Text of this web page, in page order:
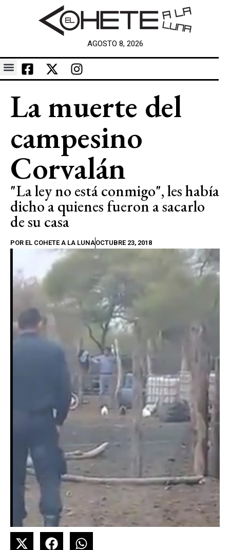
AGOSTO 8, 2026
La muerte del
campesino
Corvalán
"La ley no está conmigo", les había
dicho a quienes fueron a sacarlo
de su casa
POR EL COHETE A LA LUNAOCTUBRE 23, 2018